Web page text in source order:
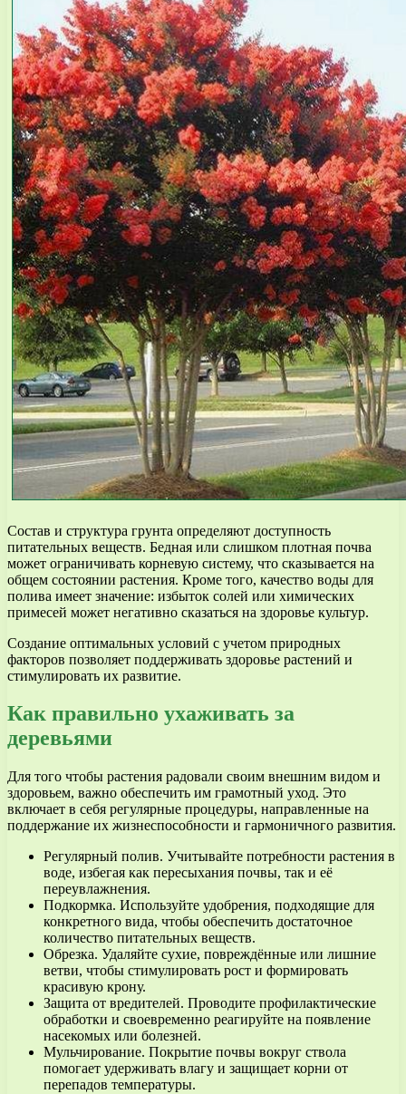
Состав и структура грунта определяют доступность
питательных веществ. Бедная или слишком плотная почва
может ограничивать корневую систему, что сказывается на
общем состоянии растения. Кроме того, качество воды для
полива имеет значение: избыток солей или химических
примесей может негативно сказаться на здоровье культур.
Создание оптимальных условий с учетом природных
факторов позволяет поддерживать здоровье растений и
стимулировать их развитие.
Как правильно ухаживать за
деревьями
Для того чтобы растения радовали своим внешним видом и
здоровьем, важно обеспечить им грамотный уход. Это
включает в себя регулярные процедуры, направленные на
поддержание их жизнеспособности и гармоничного развития.
Регулярный полив. Учитывайте потребности растения в
воде, избегая как пересыхания почвы, так и её
переувлажнения.
Подкормка. Используйте удобрения, подходящие для
конкретного вида, чтобы обеспечить достаточное
количество питательных веществ.
Обрезка. Удаляйте сухие, повреждённые или лишние
ветви, чтобы стимулировать рост и формировать
красивую крону.
Защита от вредителей. Проводите профилактические
обработки и своевременно реагируйте на появление
насекомых или болезней.
Мульчирование. Покрытие почвы вокруг ствола
помогает удерживать влагу и защищает корни от
перепадов температуры.